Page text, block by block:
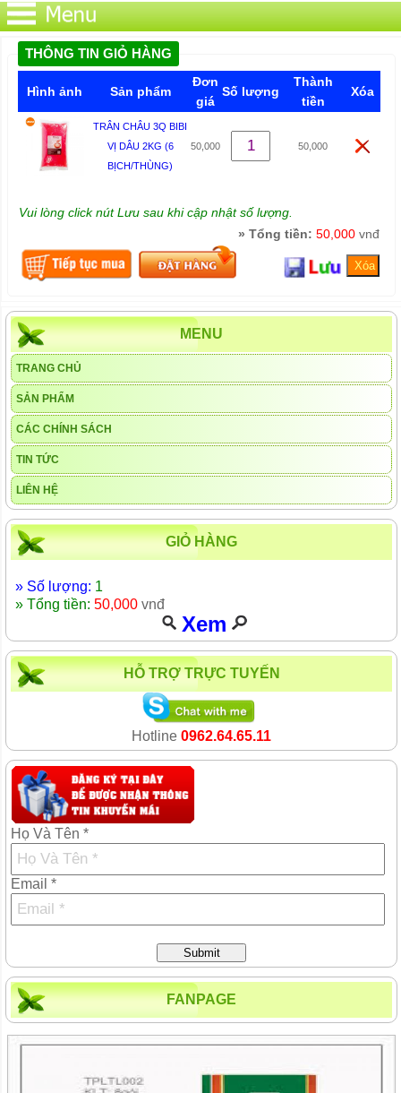
THÔNG TIN GIỎ HÀNG
Hình ảnh Sản phẩm
Đơn
giá
Số lượng
Thành
tiền
Xóa
TRÂN CHÂU 3Q BIBI
VỊ DÂU 2KG (6
BỊCH/THÙNG)
50,000 50,000
Vui lòng click nút Lưu sau khi cập nhật số lượng.
» Tổng tiền: 50,000vnđ
MENU
TRANG CHỦ
SẢN PHẨM
CÁC CHÍNH SÁCH
TIN TỨC
LIÊN HỆ
GIỎ HÀNG
» Số lượng: 1
» Tổng tiền: 50,000 vnđ
Xem
HỖ TRỢ TRỰC TUYẾN
Hotline 0962.64.65.11
Họ Và Tên *
Email *
Submit
FANPAGE